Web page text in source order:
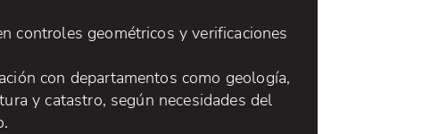
controles geométricos y verificaciones
con departamentos como geología,
y catastro, según necesidades del